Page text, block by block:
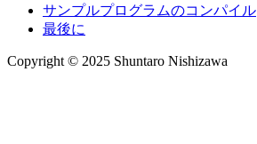
サンプルプログラムのコンパイル
最後に
Copyright © 2025 Shuntaro Nishizawa